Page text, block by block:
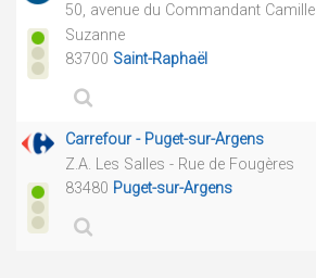
50, avenue du Commandant Camille
Suzanne
83700 Saint-Raphaël
Carrefour - Puget-sur-Argens
Z.A. Les Salles - Rue de Fougères
83480 Puget-sur-Argens